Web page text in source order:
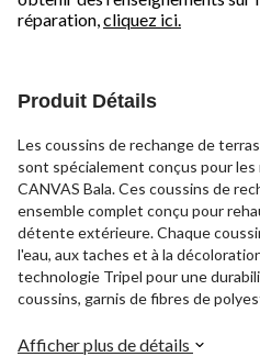
réparation,cliquez ici.
Produit Détails
Les coussins de rechange de
sont spécialement conçus pour les
CANVAS Bala. Ces coussins de
ensemble complet conçu pour
détente extérieure. Chaque
l'eau, aux taches et à la
technologie Tripel pour une
coussins, garnis de fibres de
comprend 4 coussins de siège, 4
Afficher plus de détails